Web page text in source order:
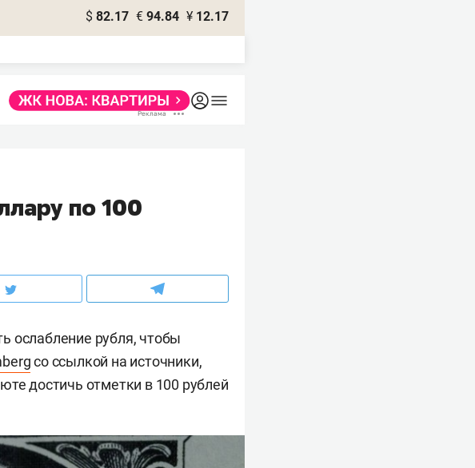
$ 82.17 € 94.84 ¥ 12.17
по 100
ослабление рубля, чтобы
со ссылкой на источники,
достичь отметки в 100 рублей